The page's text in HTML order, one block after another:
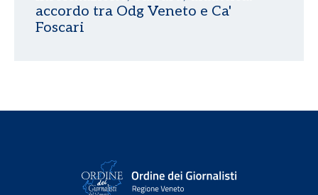
accordo tra Odg Veneto e Ca'
Foscari